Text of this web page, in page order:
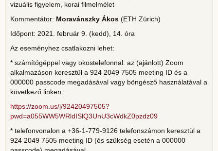
vizuális figyelem, korai filmelmélet
Kommentátor: Moravánszky Ákos (ETH Zürich)
Időpont: 2021. február 9. (kedd), 14. óra
Az eseményhez csatlakozni lehet:
* számítógéppel vagy okostelefonnal: az (ajánlott) Zoom
alkalmazáson keresztül a 924 2049 7505 meeting ID és a
000000 passcode megadásával vagy böngésző használatával a
következő linken:
https://zoom.us/j/92420497505?
pwd=a055WW5WRldISlQ3UnU3cWdkZ0pzdz09
* telefonvonalon a +36-1-779-9126 telefonszámon keresztül a
924 2049 7505 meeting ID (és szükség esetén a 000000